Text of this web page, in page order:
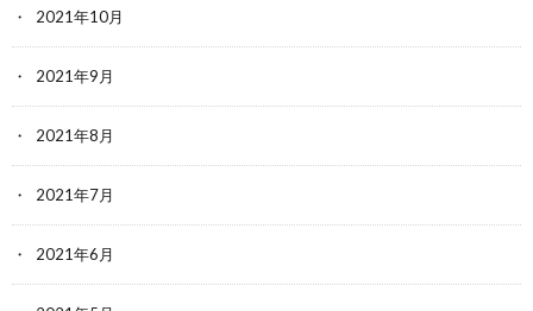
2021年10月
2021年9月
2021年8月
2021年7月
2021年6月